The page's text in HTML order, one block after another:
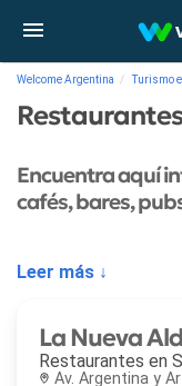
Welcome Argentina Turismo
Encuentra aquí
cafés, bares,
Leer más ↓
La Nueva
Restaurantes en
Av. Argentina y